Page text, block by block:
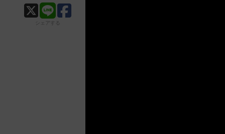
シェアする